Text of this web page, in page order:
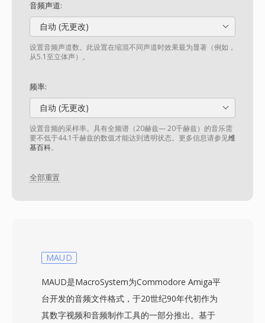
音频声道:
自动 (无更改)
设置音频声道数。此设置在缩混不同声道时效果最为显著（例如，
从5.1至立体声）。
频率:
自动 (无更改)
设置音频的采样率。具有全频谱（20赫兹— 20千赫兹）的音乐需
要不低于44.1千赫兹的数值才能达到透明状态。更多信息请参见维
基百科。
全部重置
MAUD
MAUD是MacroSystem为Commodore Amiga平
台开发的音频文件格式，于20世纪90年代初作为
其数字视频和音频制作工具的一部分推出。基于